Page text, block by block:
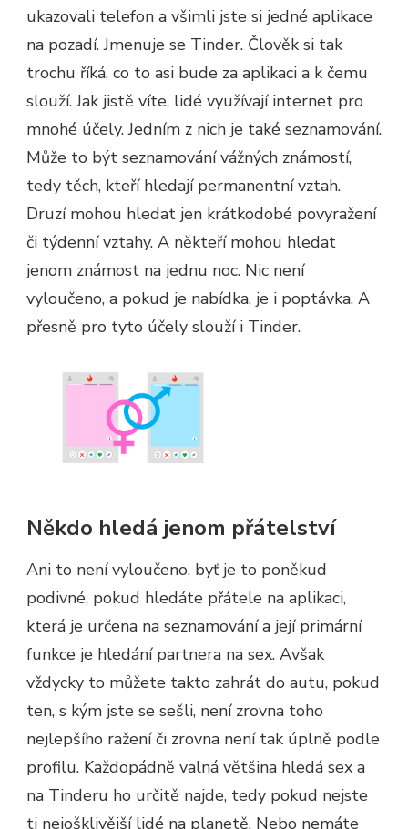
ukazovali telefon a všimli jste si jedné aplikace
na pozadí. Jmenuje se Tinder. Člověk si tak
trochu říká, co to asi bude za aplikaci a k čemu
slouží. Jak jistě víte, lidé využívají internet pro
mnohé účely. Jedním z nich je také seznamování.
Může to být seznamování vážných známostí,
tedy těch, kteří hledají permanentní vztah.
Druzí mohou hledat jen krátkodobé povyražení
či týdenní vztahy. A někteří mohou hledat
jenom známost na jednu noc. Nic není
vyloučeno, a pokud je nabídka, je i poptávka. A
přesně pro tyto účely slouží i Tinder.
Někdo hledá jenom přátelství
Ani to není vyloučeno, byť je to poněkud
podivné, pokud hledáte přátele na aplikaci,
která je určena na seznamování a její primární
funkce je hledání partnera na sex. Avšak
vždycky to můžete takto zahrát do autu, pokud
ten, s kým jste se sešli, není zrovna toho
nejlepšího ražení či zrovna není tak úplně podle
profilu. Každopádně valná většina hledá sex a
na Tinderu ho určitě najde, tedy pokud nejste
ti nejošklivější lidé na planetě. Nebo nemáte